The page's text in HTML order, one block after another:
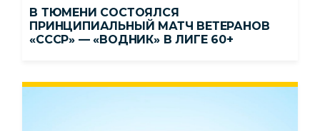
В ТЮМЕНИ СОСТОЯЛСЯ
ПРИНЦИПИАЛЬНЫЙ МАТЧ ВЕТЕРАНОВ
«СССР» — «ВОДНИК» В ЛИГЕ 60+